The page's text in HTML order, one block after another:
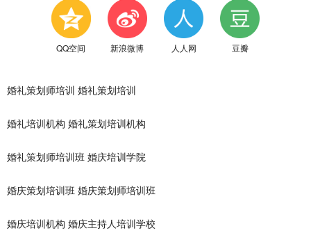
QQ空间 新浪微博 人人网 豆瓣
婚礼策划师培训 婚礼策划培训
婚礼培训机构 婚礼策划培训机构
婚礼策划师培训班 婚庆培训学院
婚庆策划培训班 婚庆策划师培训班
婚庆培训机构 婚庆主持人培训学校